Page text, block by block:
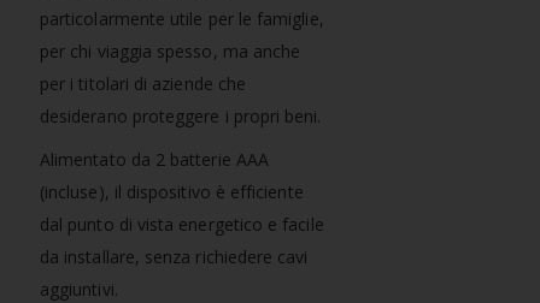
particolarmente utile per le famiglie,
per chi viaggia spesso, ma anche
per i titolari di aziende che
desiderano proteggere i propri beni.
Alimentato da 2 batterie AAA
(incluse), il dispositivo è efficiente
dal punto di vista energetico e facile
da installare, senza richiedere cavi
aggiuntivi.